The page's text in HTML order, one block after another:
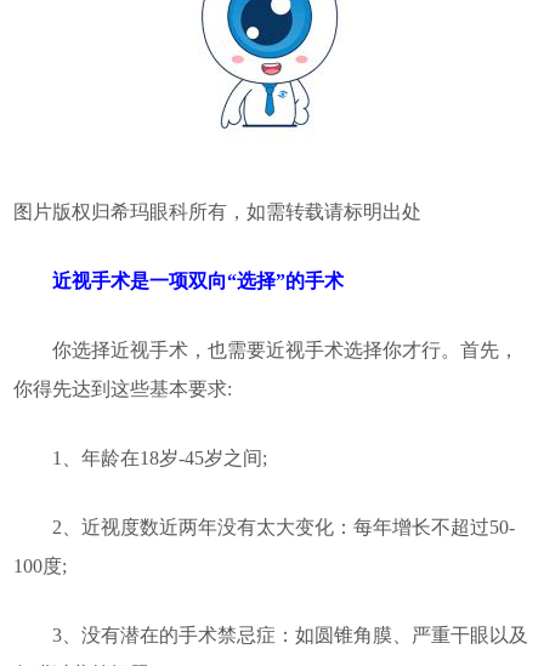
图片版权归希玛眼科所有，如需转载请标明出处
近视手术是一项双向“选择”的手术
你选择近视手术，也需要近视手术选择你才行。首先，
你得先达到这些基本要求:
1、年龄在18岁-45岁之间;
2、近视度数近两年没有太大变化：每年增长不超过50-
100度;
3、没有潜在的手术禁忌症：如圆锥角膜、严重干眼以及